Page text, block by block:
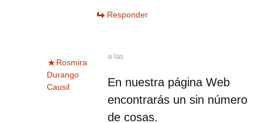
Responder
Rosmira
Durango
Causil
a las
En nuestra página Web
encontrarás un sin número
de cosas.